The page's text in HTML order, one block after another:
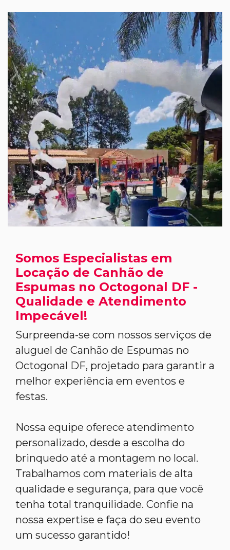
Somos Especialistas em
Locação de Canhão de
Espumas no Octogonal DF -
Qualidade e Atendimento
Impecável!
Surpreenda-se com nossos serviços de
aluguel de Canhão de Espumas no
Octogonal DF, projetado para garantir a
melhor experiência em eventos e
festas.
Nossa equipe oferece atendimento
personalizado, desde a escolha do
brinquedo até a montagem no local.
Trabalhamos com materiais de alta
qualidade e segurança, para que você
tenha total tranquilidade. Confie na
nossa expertise e faça do seu evento
um sucesso garantido!